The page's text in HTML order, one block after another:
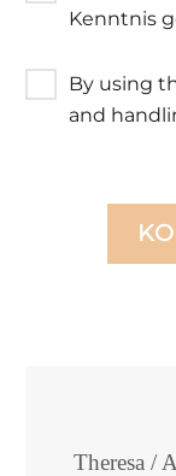
Kenntnis
By using
and
Theresa /